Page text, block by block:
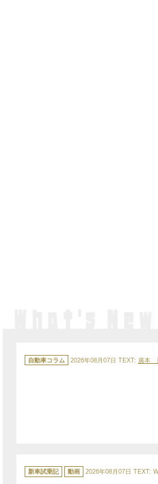
テ
ゴ
自動車コラム 2026年08月07日 TEXT: 廣本
テ
ゴ
新車試乗記 動画 2026年08月07日 TEXT: